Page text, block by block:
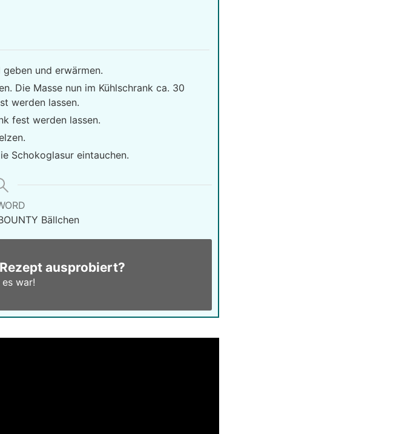
geben und erwärmen.
Die Masse nun im Kühlschrank ca. 30
werden lassen.
fest werden lassen.
Schokoglasur eintauchen.
Bällchen
ausprobiert?
war!